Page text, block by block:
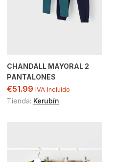
CHANDALL MAYORAL 2
PANTALONES
€51.99 IVA Incluído
Tienda: Kerubín